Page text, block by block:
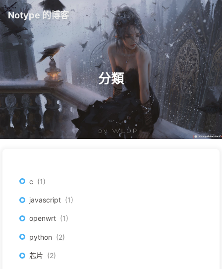
Notype 的博客
分類
c 1
javascript 1
openwrt 1
python 2
芯片 2